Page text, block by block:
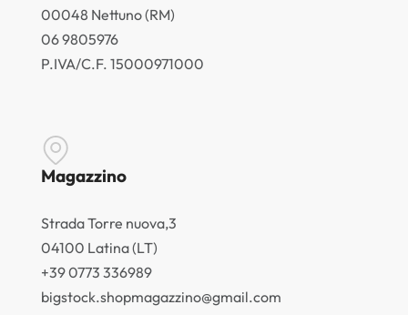
00048 Nettuno (RM)
06 9805976
P.IVA/C.F. 15000971000
Magazzino
Strada Torre nuova,3
04100 Latina (LT)
+39 0773 336989
bigstock.shopmagazzino@gmail.com